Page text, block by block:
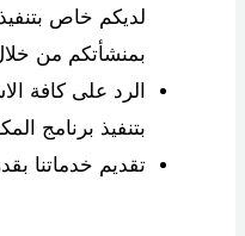
لديكم خاص
بمنشأتكم من
الرد على كافة
بتنفيذ برنامج
تقديم خدماتنا